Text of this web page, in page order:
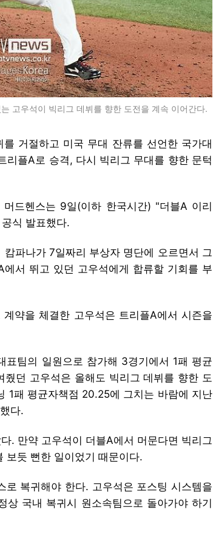
고우석이 빅리그 데뷔를 향한 도전을 계속 이어간다.
거절하고 미국 무대 잔류를 선언한 국가대
플A로 승격, 다시 빅리그 무대를 향한 문턱
드헨스는 9일(이하 한국시간) "더블A 이리
식 발표했다.
파나가 7일짜리 부상자 명단에 오르면서 그
서 뛰고 있던 고우석에게 합류할 기회를 부
약을 체결한 고우석은 트리플A에서 시즌을
팀의 일원으로 참가해 3경기에서 1패 평균
던 고우석은 올해도 빅리그 데뷔를 향한 도
1패 평균자책점 20.25에 그치는 바람에 지난
다.
. 만약 고우석이 더블A에서 머문다면 빅리그
보듯 뻔한 일이었기 때문이다.
복귀해야 한다. 고우석은 포스팅 시스템을
상 국내 복귀시 원소속팀으로 돌아가야 하기